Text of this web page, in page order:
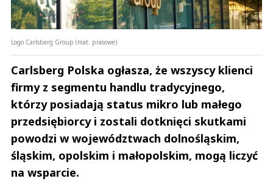
Logo Carlsberg Group (mat. prasowe)
Carlsberg Polska ogłasza, że wszyscy klienci
firmy z segmentu handlu tradycyjnego,
którzy posiadają status mikro lub małego
przedsiębiorcy i zostali dotknięci skutkami
powodzi w województwach dolnośląskim,
śląskim, opolskim i małopolskim, mogą liczyć
na wsparcie.